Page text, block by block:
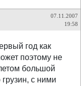
07.11.2007
19:58
год как
поэтому не
большой
с ними